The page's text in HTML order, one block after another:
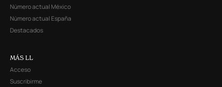
Número actual México
Número actual España
Destacados
MÁS LL
Acceso
Suscribirme